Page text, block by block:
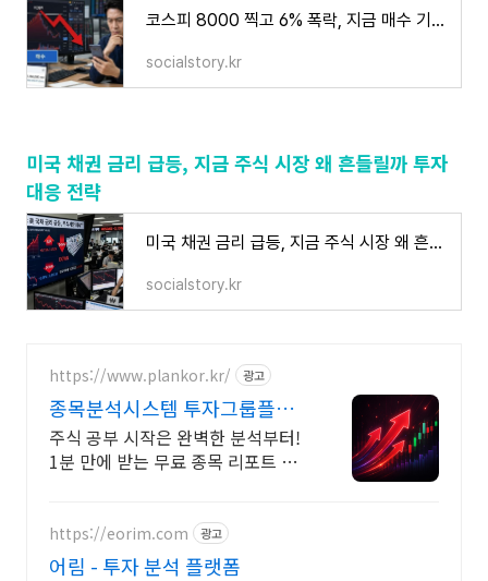
코스피 8000 찍고 6% 폭락, 지금 매수 기회일까 추가 하락 올까
socialstory.kr
미국 채권 금리 급등, 지금 주식 시장 왜 흔들릴까 투자
대응 전략
미국 채권 금리 급등, 지금 주식 시장 왜 흔들릴까 투자 대응 전략
socialstory.kr
https://www.plankor.kr/ 광고
종목분석시스템 투자그룹플랜
가입즉시 무료리포트 100%
주식 공부 시작은 완벽한 분석부터!
1분 만에 받는 무료 종목 리포트 신
https://eorim.com 광고
어림 - 투자 분석 플랫폼